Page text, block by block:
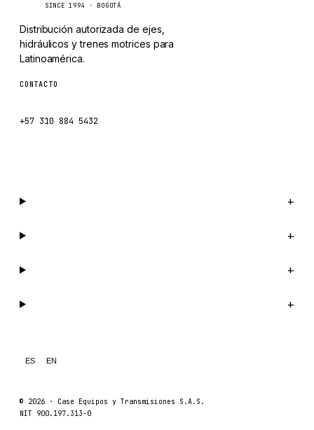
SINCE 1994 · BOGOTÁ
Distribución autorizada de ejes,
hidráulicos y trenes motrices para
Latinoamérica.
CONTACTO
+57 310 884 5432
+
+
+
+
ES EN
© 2026 · Case Equipos y Transmisiones S.A.S.
NIT 900.197.313-0